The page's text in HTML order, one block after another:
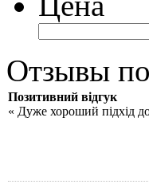
Отзывы
Позитивний відгук
« Дуже хороший підхід